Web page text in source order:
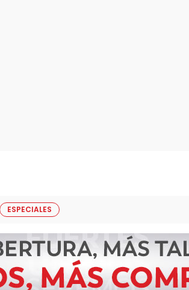
ESPECIALES